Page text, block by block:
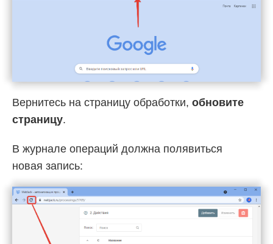
Вернитесь на страницу обработки, обновите
страницу.
В журнале операций должна полявиться
новая запись: